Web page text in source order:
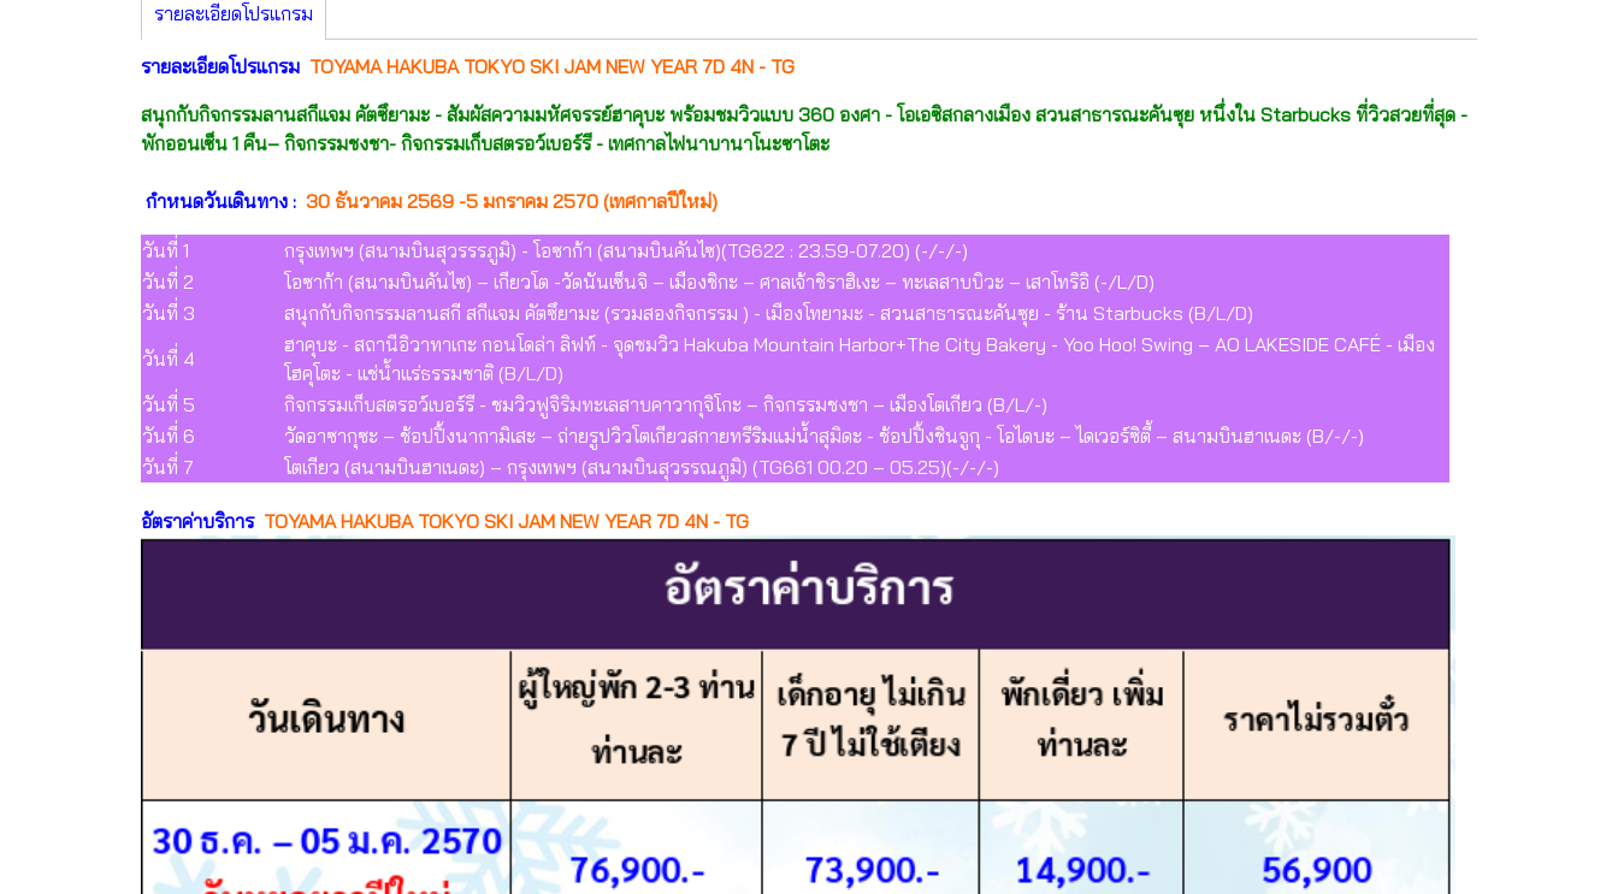
รายละเอียดโปรแกรม
รายละเอียดโปรแกรม TOYAMA HAKUBA TOKYO SKI JAM NEW YEAR 7D 4N - TG
สนุกกับกิจกรรมลานสกีแจม คัตซึยามะ - สัมผัสความมหัศจรรย์ฮาคุบะ พร้อมชมวิวแบบ 360 องศา - โอเอซิสกลางเมือง สวนสาธารณะคันซุย หนึ่งใน Starbucks ที่วิวสวยที่สุด -
พักออนเซ็น 1 คืน– กิจกรรมชงชา- กิจกรรมเก็บสตรอว์เบอร์รี - เทศกาลไฟนาบานาโนะซาโตะ
กำหนดวันเดินทาง : 30 ธันวาคม 2569 -5 มกราคม 2570 (เทศกาลปีใหม่)
วันที่ 1
กรุงเทพฯ (สนามบินสุวรรรภูมิ) - โอซาก้า (สนามบินคันไซ)(TG622 : 23.59-07.20) (-/-/-)
วันที่ 2
โอซาก้า (สนามบินคันไซ) – เกียวโต -วัดนันเซ็นจิ – เมืองชิกะ – ศาลเจ้าชิราฮิเงะ – ทะเลสาบบิวะ – เสาโทริอิ (-/L/D)
วันที่ 3
สนุกกับกิจกรรมลานสกี สกีแจม คัตซึยามะ (รวมสองกิจกรรม ) - เมืองโทยามะ - สวนสาธารณะคันซุย - ร้าน Starbucks (B/L/D)
วันที่ 4
ฮาคุบะ - สถานีอิวาทาเกะ กอนโดล่า ลิฟท์ - จุดชมวิว Hakuba Mountain Harbor+The City Bakery - Yoo Hoo! Swing – AO LAKESIDE CAFÉ - เมือง
โฮคุโตะ - แช่น้ำแร่ธรรมชาติ (B/L/D)
วันที่ 5
กิจกรรมเก็บสตรอว์เบอร์รี - ชมวิวฟูจิริมทะเลสาบคาวากุจิโกะ – กิจกรรมชงชา – เมืองโตเกียว (B/L/-)
วันที่ 6
วัดอาซากุซะ – ช้อปปิ้งนากามิเสะ – ถ่ายรูปวิวโตเกียวสกายทรีริมแม่น้ำสุมิดะ - ช้อปปิ้งชินจูกุ - โอไดบะ – ไดเวอร์ซิตี้ – สนามบินฮาเนดะ (B/-/-)
วันที่ 7
โตเกียว (สนามบินฮาเนดะ) – กรุงเทพฯ (สนามบินสุวรรณภูมิ) (TG661 00.20 – 05.25)(-/-/-)
อัตราค่าบริการ TOYAMA HAKUBA TOKYO SKI JAM NEW YEAR 7D 4N - TG